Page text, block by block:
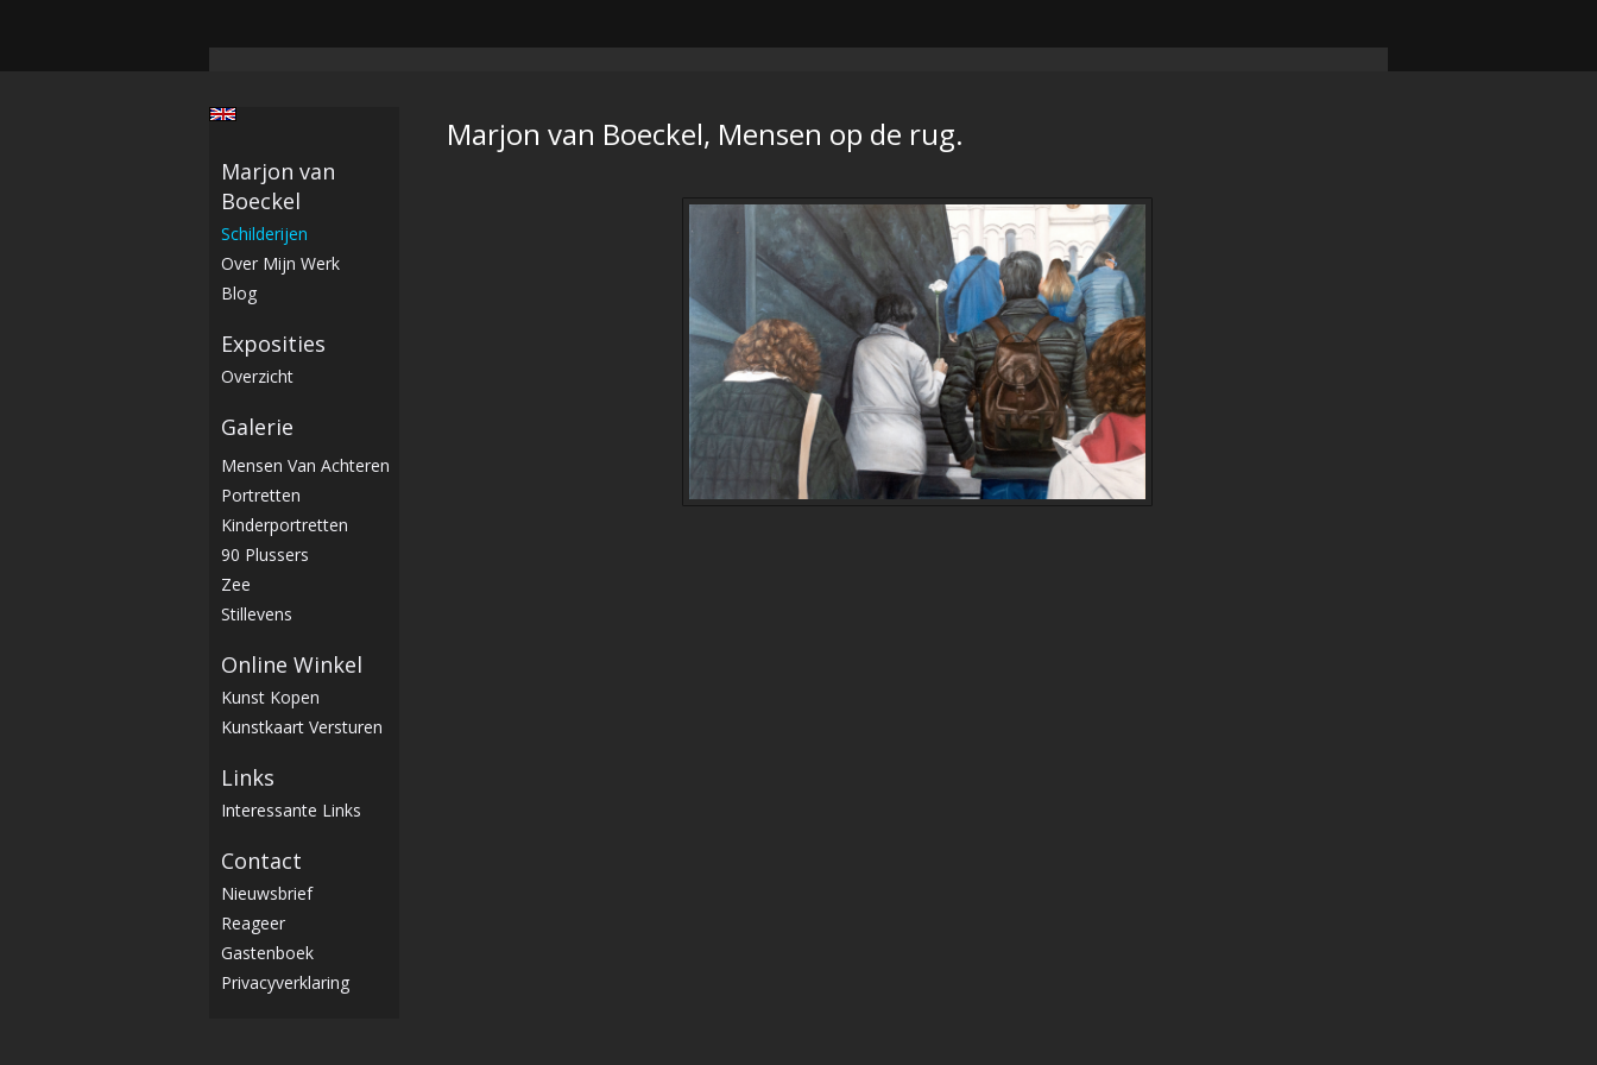
Marjon van Boeckel, Mensen op de rug.
Marjon van
Boeckel
Schilderijen
Over Mijn Werk
Blog
Exposities
Overzicht
Galerie
Mensen Van Achteren
Portretten
Kinderportretten
90 Plussers
Zee
Stillevens
Online Winkel
Kunst Kopen
Kunstkaart Versturen
Links
Interessante Links
Contact
Nieuwsbrief
Reageer
Gastenboek
Privacyverklaring